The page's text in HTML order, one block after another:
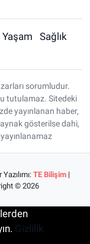
Yaşam
Sağlık
sorumludur.
tutulamaz. Sitedeki
yayınlanan haber,
gösterilse dahi,
Yazılımı:TE Bilişim |
© 2026
Gizlilik